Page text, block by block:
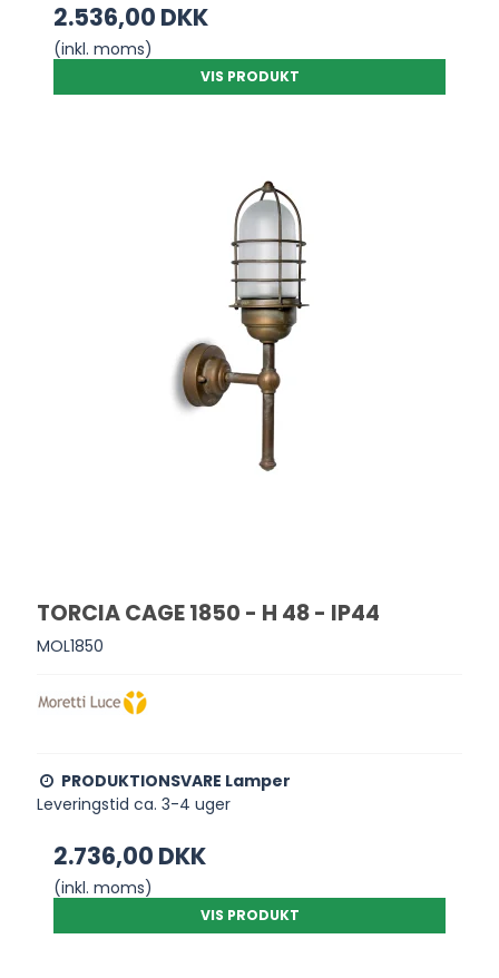
2.536,00 DKK
(inkl. moms)
VIS PRODUKT
TORCIA CAGE 1850 - H 48 - IP44
MOL1850
PRODUKTIONSVARE Lamper
Leveringstid ca. 3-4 uger
2.736,00 DKK
(inkl. moms)
VIS PRODUKT